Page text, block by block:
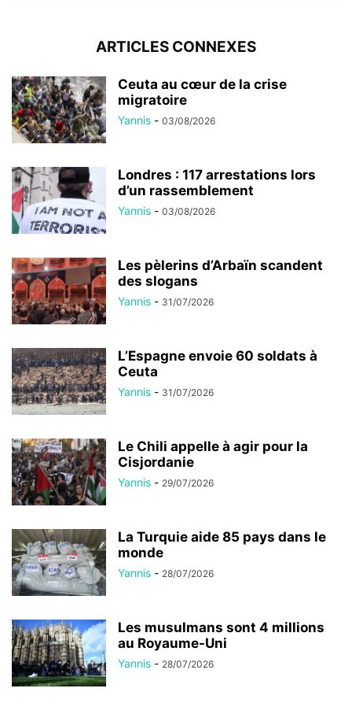
ARTICLES CONNEXES
Ceuta au cœur de la crise
migratoire
Yannis - 03/08/2026
Londres : 117 arrestations lors
d’un rassemblement
Yannis - 03/08/2026
Les pèlerins d’Arbaïn scandent
des slogans
Yannis - 31/07/2026
L’Espagne envoie 60 soldats à
Ceuta
Yannis - 31/07/2026
Le Chili appelle à agir pour la
Cisjordanie
Yannis - 29/07/2026
La Turquie aide 85 pays dans le
monde
Yannis - 28/07/2026
Les musulmans sont 4 millions
au Royaume-Uni
Yannis - 28/07/2026